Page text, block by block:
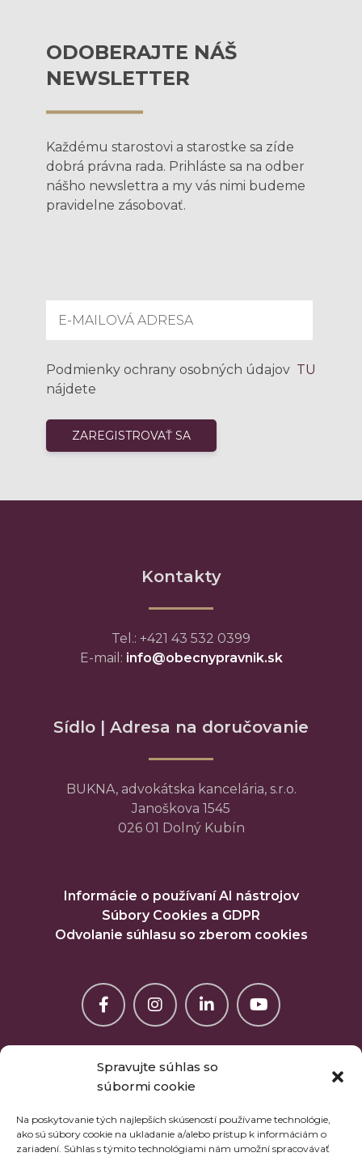
Spravujte súhlas so
súbormi cookie
Na poskytovanie tých najlepších skúseností používame technológie,
ako sú súbory cookie na ukladanie a/alebo prístup k informáciám o
zariadení. Súhlas s týmito technológiami nám umožní spracovávať
ODOBERAJTE NÁŠ
NEWSLETTER
Každému starostovi a starostke sa zíde
dobrá právna rada. Prihláste sa na odber
nášho newslettra a my vás nimi budeme
pravidelne zásobovať.
Podmienky ochrany osobných údajov
nájdete
TU
Kontakty
Tel.: +421 43 532 0399
E-mail: info@obecnypravnik.sk
Sídlo | Adresa na doručovanie
BUKNA, advokátska kancelária, s.r.o.
Janoškova 1545
026 01 Dolný Kubín
Informácie o používaní AI nástrojov
Súbory Cookies a GDPR
Odvolanie súhlasu so zberom cookies